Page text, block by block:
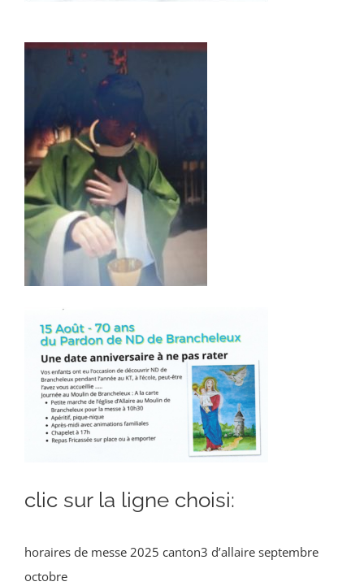
clic sur la ligne choisi:
horaires de messe 2025 canton3 d’allaire septembre
octobre